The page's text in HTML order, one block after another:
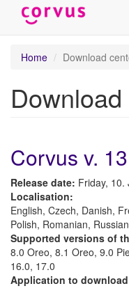
content
Home
Download
Corvus v.
Release date: Friday, 10.
Localisation:
English, Czech, Danish,
Polish, Romanian,
Supported versions of
8.0 Oreo, 8.1 Oreo, 9.0
16.0, 17.0
Application to